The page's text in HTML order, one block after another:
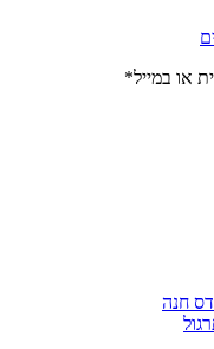
או במייל*
חנה